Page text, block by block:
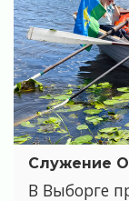
Служение
В Выборге